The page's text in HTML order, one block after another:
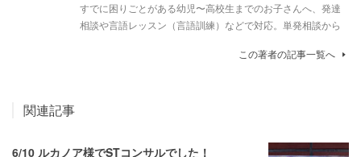
すでに困りごとがある幼児〜高校生までのお子さんへ、発達
相談や言語レッスン（言語訓練）などで対応。単発相談から
この著者の記事一覧へ
関連記事
6/10 ルカノア様でSTコンサルでした！